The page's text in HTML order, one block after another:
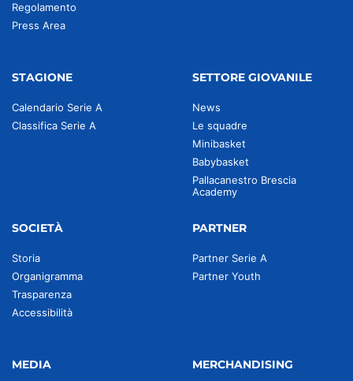
Regolamento
Press Area
STAGIONE
Calendario Serie A
Classifica Serie A
SETTORE GIOVANILE
News
Le squadre
Minibasket
Babybasket
Pallacanestro Brescia
Academy
SOCIETÀ
Storia
Organigramma
Trasparenza
Accessibilità
PARTNER
Partner Serie A
Partner Youth
MEDIA MERCHANDISING